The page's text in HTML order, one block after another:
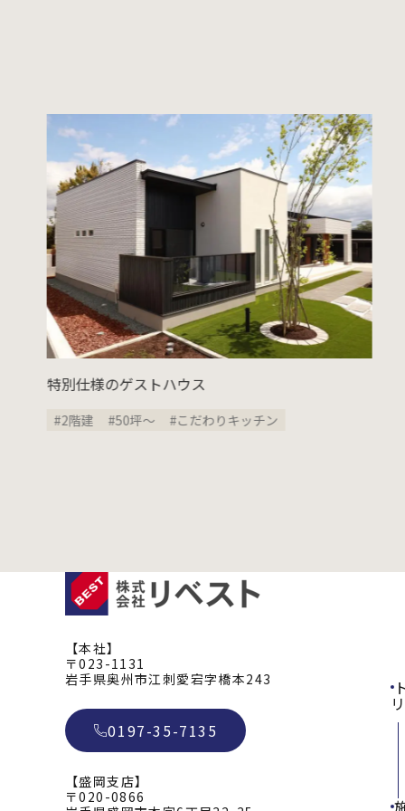
特別仕様のゲストハウス
#2階建 #50坪〜 #こだわりキッチン
【本社】
〒023-1131
岩手県奥州市江刺愛宕字橋本243
0197-35-7135
【盛岡支店】
〒020-0866